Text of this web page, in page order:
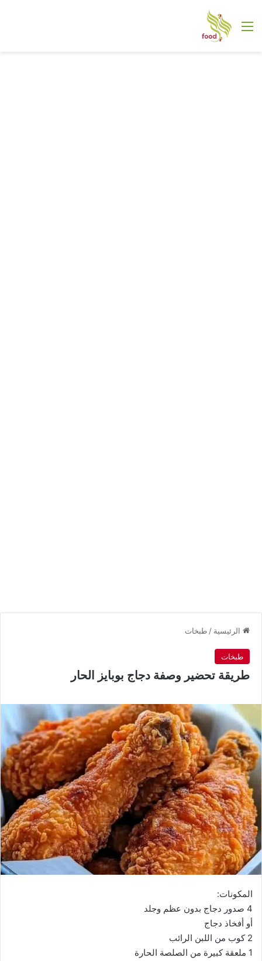
القائمة
الرئيسية / طبخات
طبخات
طريقة تحضير وصفة دجاج بوبايز الحار
المكونات:
4 صدور دجاج بدون عظم وجلد
أو أفخاذ دجاج
2 كوب من اللبن الرائب
1 ملعقة كبيرة من الصلصة الحارة